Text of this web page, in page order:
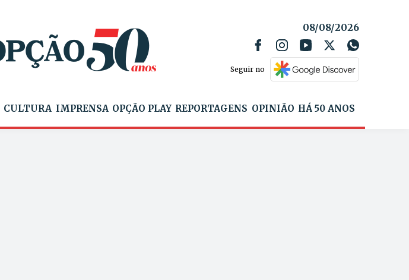
08/08/2026
Seguir no
CULTURA IMPRENSA OPÇÃO PLAY REPORTAGENS OPINIÃO HÁ 50 ANOS